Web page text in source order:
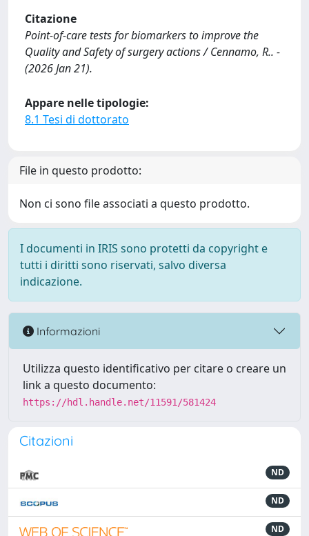
Citazione
Point-of-care tests for biomarkers to improve the
Quality and Safety of surgery actions / Cennamo, R.. -
(2026 Jan 21).
Appare nelle tipologie:
8.1 Tesi di dottorato
File in questo prodotto:
Non ci sono file associati a questo prodotto.
I documenti in IRIS sono protetti da copyright e
tutti i diritti sono riservati, salvo diversa
indicazione.
Informazioni
Utilizza questo identificativo per citare o creare un
link a questo documento:
https://hdl.handle.net/11591/581424
Citazioni
ND
ND
ND